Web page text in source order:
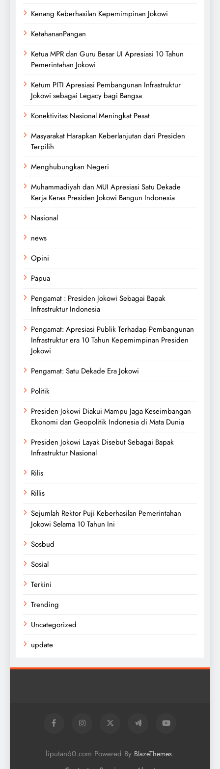
Kenang Keberhasilan Kepemimpinan Jokowi
KetahananPangan
Ketua MPR dan Guru Besar UI Apresiasi 10 Tahun
Pemerintahan Jokowi
Ketum PITI Apresiasi Pembangunan Infrastruktur
Jokowi sebagai Legacy bagi Bangsa
Konektivitas Nasional Meningkat Pesat
Masyarakat Harapkan Keberlanjutan dari Presiden
Terpilih
Menghubungkan Negeri
Muhammadiyah dan MUI Apresiasi Satu Dekade
Kerja Keras Presiden Jokowi Bangun Indonesia
Nasional
news
Opini
Papua
Pengamat : Presiden Jokowi Sebagai Bapak
Infrastruktur Indonesia
Pengamat: Apresiasi Publik Terhadap Pembangunan
Infrastruktur era 10 Tahun Kepemimpinan Presiden
Jokowi
Pengamat: Satu Dekade Era Jokowi
Politik
Presiden Jokowi Diakui Mampu Jaga Keseimbangan
Ekonomi dan Geopolitik Indonesia di Mata Dunia
Presiden Jokowi Layak Disebut Sebagai Bapak
Infrastruktur Nasional
Rilis
Rillis
Sejumlah Rektor Puji Keberhasilan Pemerintahan
Jokowi Selama 10 Tahun Ini
Sosbud
Sosial
Terkini
Trending
Uncategorized
update
liputan60.com Powered By BlazeThemes.